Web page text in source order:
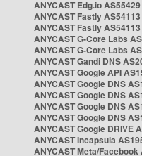
ANYCAST Edg.io
ANYCAST Fastly
ANYCAST Fastly
ANYCAST G-Core Labs
ANYCAST G-Core Labs
ANYCAST Gandi DNS
ANYCAST Google API
ANYCAST Google DNS
ANYCAST Google DNS
ANYCAST Google DNS
ANYCAST Google DNS
ANYCAST Google DRIVE
ANYCAST Incapsula
ANYCAST Meta/Facebook